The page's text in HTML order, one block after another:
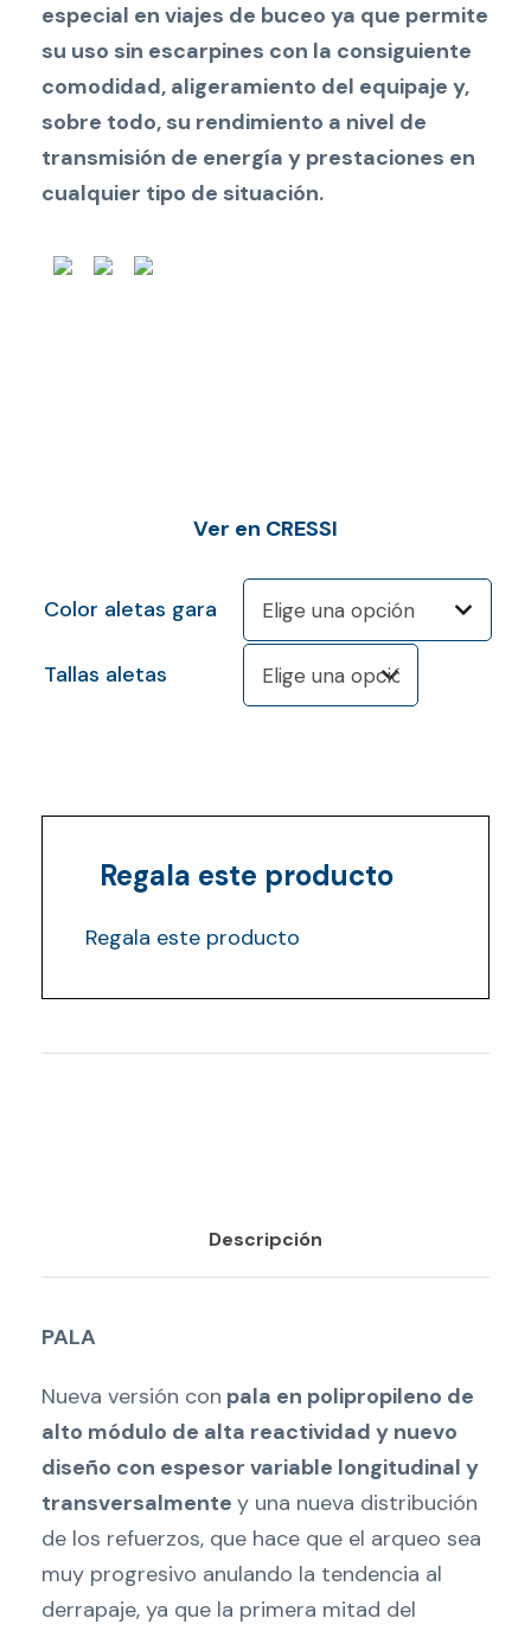
especial en viajes de buceo ya que permite
su uso sin escarpines con la consiguiente
comodidad, aligeramiento del equipaje y,
sobre todo, su rendimiento a nivel de
transmisión de energía y prestaciones en
cualquier tipo de situación.
Ver en CRESSI
Color aletas gara
Tallas aletas
Regala este producto
Regala este producto
Descripción
PALA
Nueva versión con pala en polipropileno de
alto módulo de alta reactividad y nuevo
diseño con espesor variable longitudinal y
transversalmente y una nueva distribución
de los refuerzos, que hace que el arqueo sea
muy progresivo anulando la tendencia al
derrapaje, ya que la primera mitad del